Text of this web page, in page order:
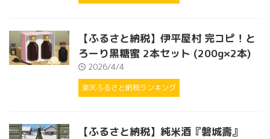
【ふるさと納税】伊平屋村 完コピ！と
ろーり黒糖蜜 2本セット (200g×2本)
2026/4/4
楽天ふるさと納税ランキング
【ふるさと納税】純米酒『磐城壽』